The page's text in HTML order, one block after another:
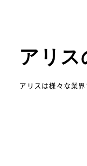
アリ
アリスは様々な業